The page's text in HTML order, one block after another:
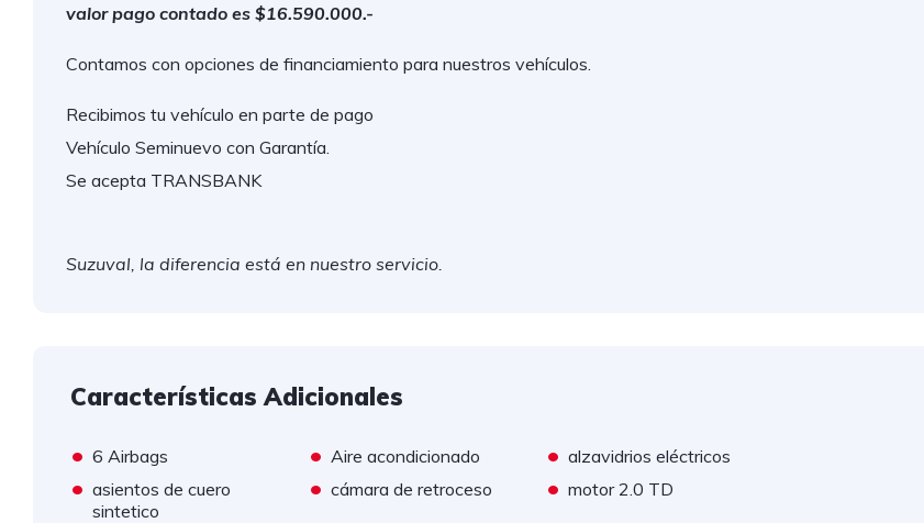
valor pago contado es $16.590.000.-
Contamos con opciones de financiamiento para nuestros vehículos.
Recibimos tu vehículo en parte de pago
Vehículo Seminuevo con Garantía.
Se acepta TRANSBANK
Suzuval, la diferencia está en nuestro servicio.
Características Adicionales
• 6 Airbags • Aire acondicionado • alzavidrios eléctricos
• asientos de cuero
sintetico
• cámara de retroceso • motor 2.0 TD